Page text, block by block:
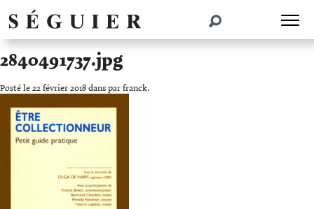
2840491737.jpg
Posté le 22 février 2018 dans par franck.